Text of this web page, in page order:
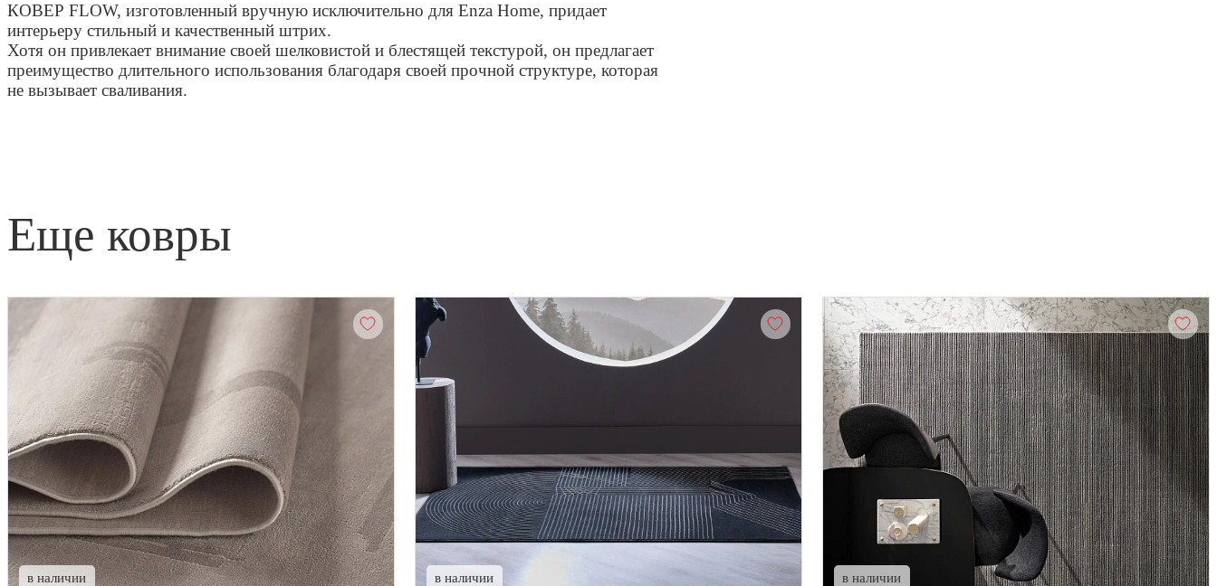
КОВЕР FLOW, изготовленный вручную исключительно для Enza Home, придает
интерьеру стильный и качественный штрих.
Хотя он привлекает внимание своей шелковистой и блестящей текстурой, он предлагает
преимущество длительного использования благодаря своей прочной структуре, которая
не вызывает сваливания.
еще ковры
в наличии в наличии в наличии